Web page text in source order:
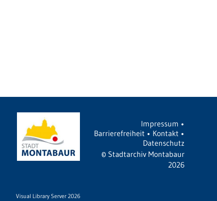
Impressum •
Barrierefreiheit • Kontakt •
Datenschutz
© Stadtarchiv Montabaur
2026
Visual Library Server 2026